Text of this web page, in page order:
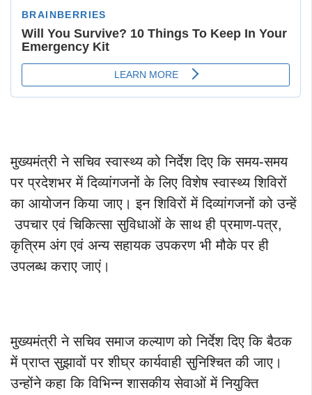
मुख्यमंत्री ने सचिव स्वास्थ्य को निर्देश दिए कि समय-समय
पर प्रदेशभर में दिव्यांगजनों के लिए विशेष स्वास्थ्य शिविरों
का आयोजन किया जाए। इन शिविरों में दिव्यांगजनों को उन्हें
उपचार एवं चिकित्सा सुविधाओं के साथ ही प्रमाण-पत्र,
कृत्रिम अंग एवं अन्य सहायक उपकरण भी मौके पर ही
उपलब्ध कराए जाएं।
मुख्यमंत्री ने सचिव समाज कल्याण को निर्देश दिए कि बैठक
में प्राप्त सुझावों पर शीघ्र कार्यवाही सुनिश्चित की जाए।
उन्होंने कहा कि विभिन्न शासकीय सेवाओं में नियुक्ति